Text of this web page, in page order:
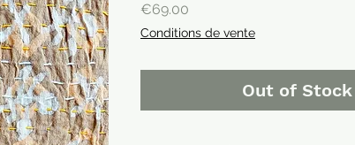
€69.00
Conditions de vente
Out of Stock